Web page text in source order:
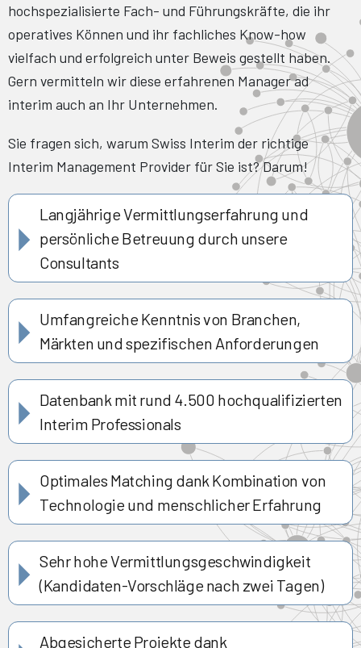
hochspezialisierte Fach- und Führungskräfte, die ihr
operatives Können und ihr fachliches Know-how
vielfach und erfolgreich unter Beweis gestellt haben.
Gern vermitteln wir diese erfahrenen Manager ad
interim auch an Ihr Unternehmen.
Sie fragen sich, warum Swiss Interim der richtige
Interim Management Provider für Sie ist? Darum!
Langjährige Vermittlungserfahrung und
persönliche Betreuung durch unsere
Consultants
Umfangreiche Kenntnis von Branchen,
Märkten und spezifischen Anforderungen
Datenbank mit rund 4.500 hochqualifizierten
Interim Professionals
Optimales Matching dank Kombination von
Technologie und menschlicher Erfahrung
Sehr hohe Vermittlungsgeschwindigkeit
(Kandidaten-Vorschläge nach zwei Tagen)
Abgesicherte Projekte dank